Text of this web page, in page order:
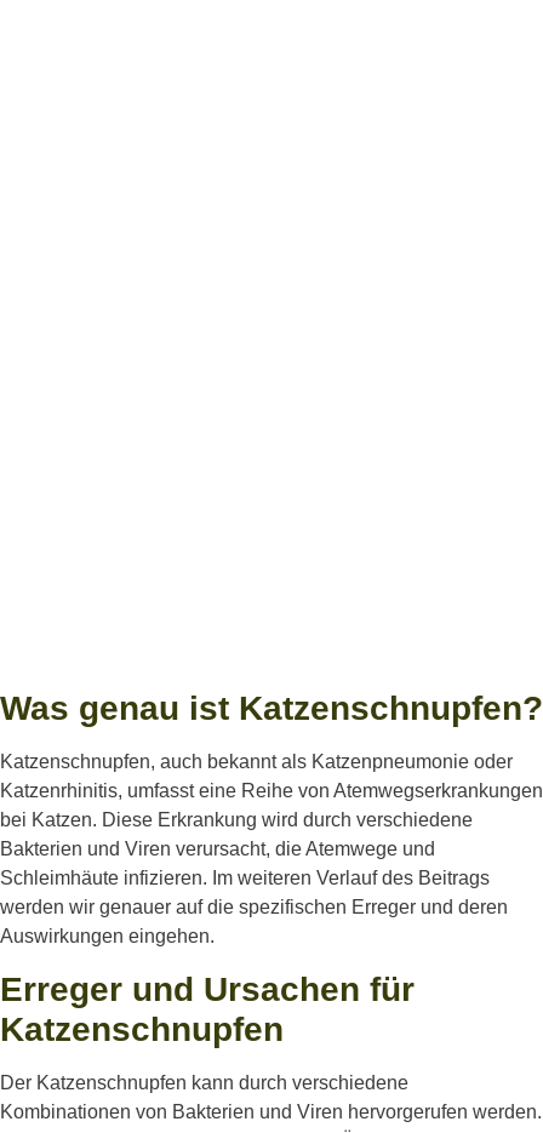
Was genau ist Katzenschnupfen?
Katzenschnupfen, auch bekannt als Katzenpneumonie oder
Katzenrhinitis, umfasst eine Reihe von Atemwegserkrankungen
bei Katzen. Diese Erkrankung wird durch verschiedene
Bakterien und Viren verursacht, die Atemwege und
Schleimhäute infizieren. Im weiteren Verlauf des Beitrags
werden wir genauer auf die spezifischen Erreger und deren
Auswirkungen eingehen.
Erreger und Ursachen für
Katzenschnupfen
Der Katzenschnupfen kann durch verschiedene
Kombinationen von Bakterien und Viren hervorgerufen werden.